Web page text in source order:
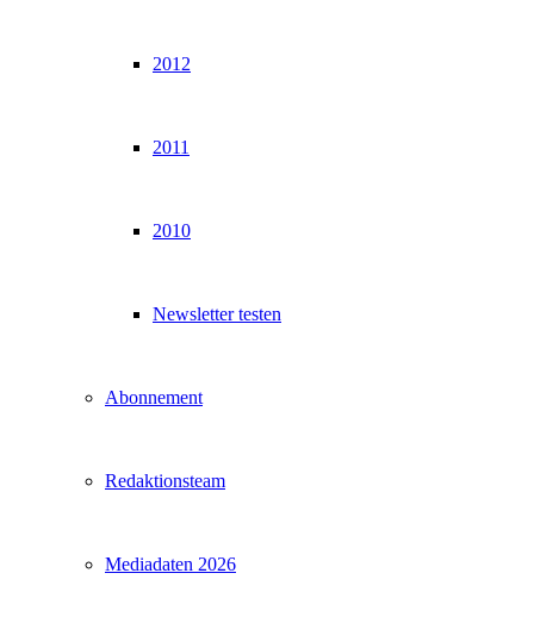
2012
2011
2010
Newsletter testen
Abonnement
Redaktionsteam
Mediadaten 2026